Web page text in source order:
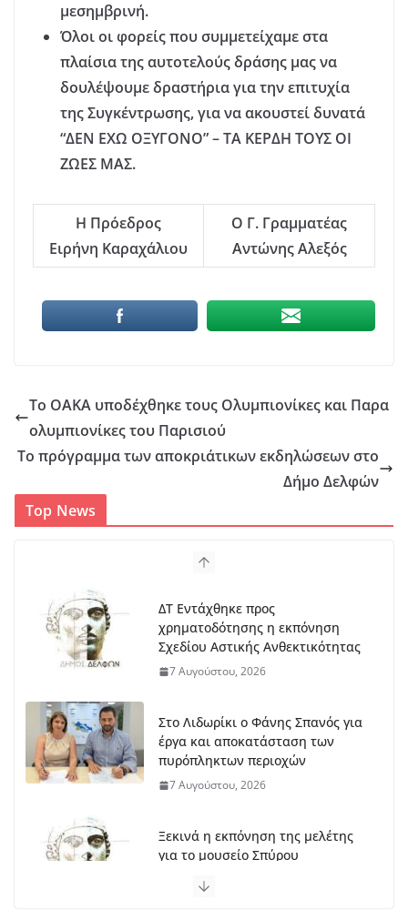
μεσημβρινή.
Όλοι οι φορείς που συμμετείχαμε στα
πλαίσια της αυτοτελούς δράσης μας να
δουλέψουμε δραστήρια για την επιτυχία
της Συγκέντρωσης, για να ακουστεί δυνατά
“ΔΕΝ ΕΧΩ ΟΞΥΓΟΝΟ” – ΤΑ ΚΕΡΔΗ ΤΟΥΣ ΟΙ
ΖΩΕΣ ΜΑΣ.
Η Πρόεδρος
Ειρήνη Καραχάλιου
Ο Γ. Γραμματέας
Αντώνης Αλεξός
Το ΟΑΚΑ υποδέχθηκε τους Ολυμπιονίκες και Παρα
ολυμπιονίκες του Παρισιού
Το πρόγραμμα των αποκριάτικων εκδηλώσεων στο
Δήμο Δελφών
Top News
ΔΤ Εντάχθηκε προς
χρηματοδότησης η εκπόνηση
Σχεδίου Αστικής Ανθεκτικότητας
7 Αυγούστου, 2026
Στο Λιδωρίκι ο Φάνης Σπανός για
έργα και αποκατάσταση των
πυρόπληκτων περιοχών
7 Αυγούστου, 2026
Ξεκινά η εκπόνηση της μελέτης
για το μουσείο Σπύρου